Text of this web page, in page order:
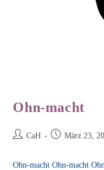
Ohn-macht
Beitrags-
CaH
BeitragMärz 23,
Ohn-macht Ohn-macht